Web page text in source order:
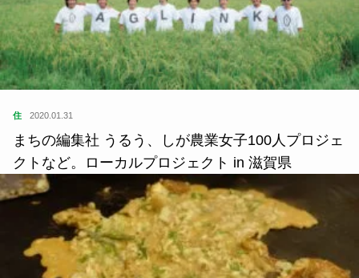
住 2020.01.31
まちの編集社 うるう、しが農業女子100人プロジェ
クトなど。ローカルプロジェクト in 滋賀県